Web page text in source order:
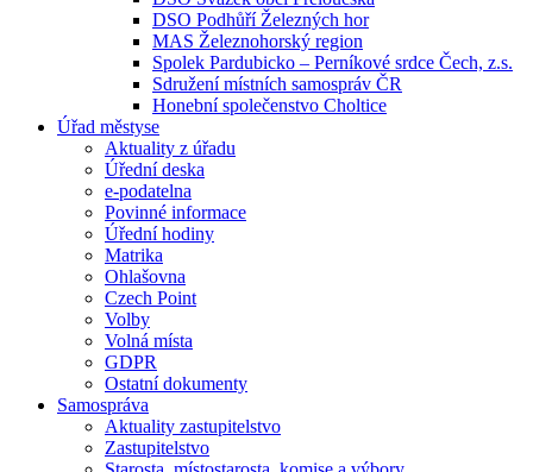
DSO Podhůří Železných hor
MAS Železnohorský region
Spolek Pardubicko – Perníkové srdce Čech, z.s.
Sdružení místních samospráv ČR
Honební společenstvo Choltice
Úřad městyse
Aktuality z úřadu
Úřední deska
e-podatelna
Povinné informace
Úřední hodiny
Matrika
Ohlašovna
Czech Point
Volby
Volná místa
GDPR
Ostatní dokumenty
Samospráva
Aktuality zastupitelstvo
Zastupitelstvo